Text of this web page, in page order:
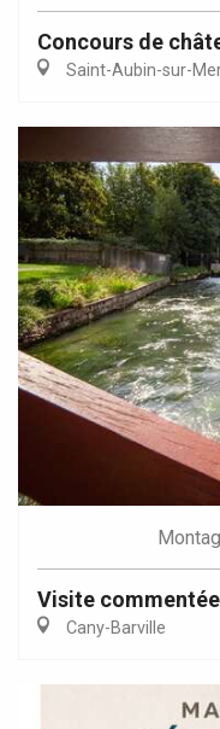
Concours de
Saint-Aubin-sur-
Montag
Visite
Cany-Barville